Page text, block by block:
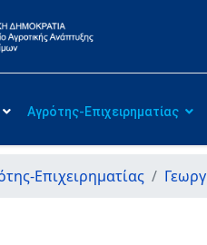
Αγρότης-Επιχειρηματίας
Επιχειρηματίας